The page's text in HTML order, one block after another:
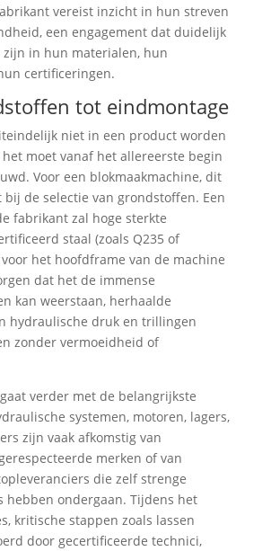
vereist inzicht in hun streven
een engagement dat duidelijk
in hun materialen, hun
certificeringen.
tot eindmontage
niet in een product worden
moet vanaf het allereerste begin
Voor een blokmaakmachine, dit
de selectie van grondstoffen. Een
fabrikant zal hoge sterkte
staal (zoals Q235 of
het hoofdframe van de machine
dat het de immense
kan weerstaan, herhaalde
hydraulische druk en trillingen
zonder vermoeidheid of
verder met de belangrijkste
systemen, motoren, lagers,
zijn vaak afkomstig van
merken of van
die zelf strenge
hebben ondergaan. Tijdens het
kritische stappen zoals lassen
door gecertificeerde technici,